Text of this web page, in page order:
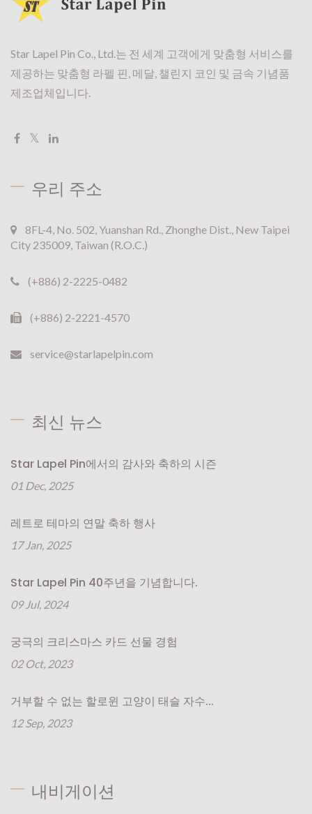
Star Lapel Pin Co., Ltd.는 전 세계 고객에게 맞춤형 서비스를
제공하는 맞춤형 라펠 핀, 메달, 챌린지 코인 및 금속 기념품
제조업체입니다.
우리 주소
8FL-4, No. 502, Yuanshan Rd., Zhonghe Dist., New Taipei
City 235009, Taiwan (R.O.C.)
(+886) 2-2225-0482
(+886) 2-2221-4570
service@starlapelpin.com
최신 뉴스
Star Lapel Pin에서의 감사와 축하의 시즌
01 Dec, 2025
레트로 테마의 연말 축하 행사
17 Jan, 2025
Star Lapel Pin 40주년을 기념합니다.
09 Jul, 2024
궁극의 크리스마스 카드 선물 경험
02 Oct, 2023
거부할 수 없는 할로윈 고양이 태슬 자수...
12 Sep, 2023
내비게이션